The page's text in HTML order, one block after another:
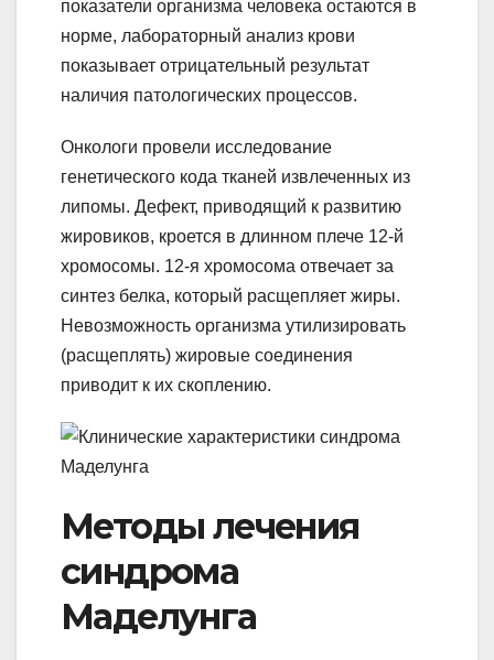
показатели организма человека остаются в
норме, лабораторный анализ крови
показывает отрицательный результат
наличия патологических процессов.
Онкологи провели исследование
генетического кода тканей извлеченных из
липомы. Дефект, приводящий к развитию
жировиков, кроется в длинном плече 12-й
хромосомы. 12-я хромосома отвечает за
синтез белка, который расщепляет жиры.
Невозможность организма утилизировать
(расщеплять) жировые соединения
приводит к их скоплению.
Методы лечения
синдрома
Маделунга